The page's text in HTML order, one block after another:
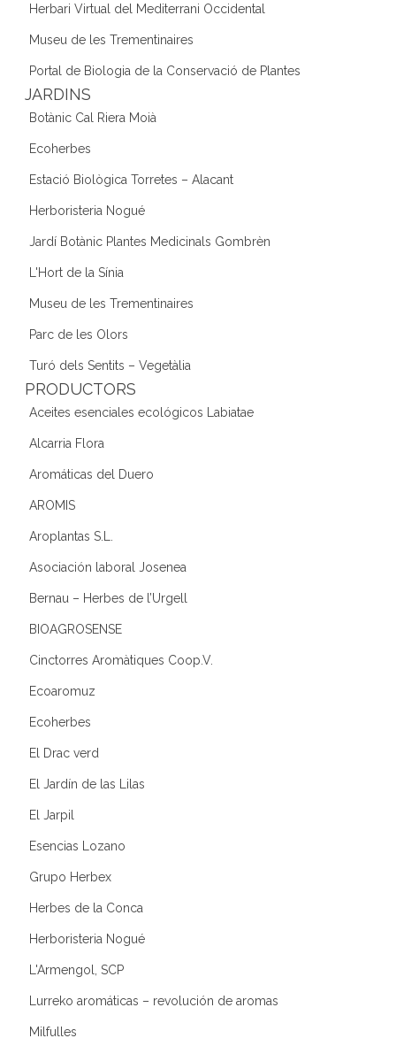
Herbari Virtual del Mediterrani Occidental
Museu de les Trementinaires
Portal de Biologia de la Conservació de Plantes
JARDINS
Botànic Cal Riera Moià
Ecoherbes
Estació Biològica Torretes – Alacant
Herboristeria Nogué
Jardí Botànic Plantes Medicinals Gombrèn
L'Hort de la Sínia
Museu de les Trementinaires
Parc de les Olors
Turó dels Sentits – Vegetàlia
PRODUCTORS
Aceites esenciales ecológicos Labiatae
Alcarria Flora
Aromáticas del Duero
AROMIS
Aroplantas S.L.
Asociación laboral Josenea
Bernau – Herbes de l’Urgell
BIOAGROSENSE
Cinctorres Aromàtiques Coop.V.
Ecoaromuz
Ecoherbes
El Drac verd
El Jardín de las Lilas
El Jarpil
Esencias Lozano
Grupo Herbex
Herbes de la Conca
Herboristeria Nogué
L'Armengol, SCP
Lurreko aromáticas – revolución de aromas
Milfulles